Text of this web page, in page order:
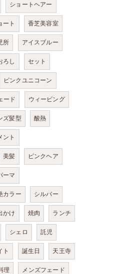
ショートヘアー
ート 香芝美容室
所 アイスブルー
ろし セット
ピンクユニコーン
ード ウィービング
ズ髪型 酸熱
ント
美髪 ピンクヘア
ーマ
カラー シルバー
かけ 焼肉 ランチ
シェロ 託児
ト 誕生日 天王寺
理 メンズフェード